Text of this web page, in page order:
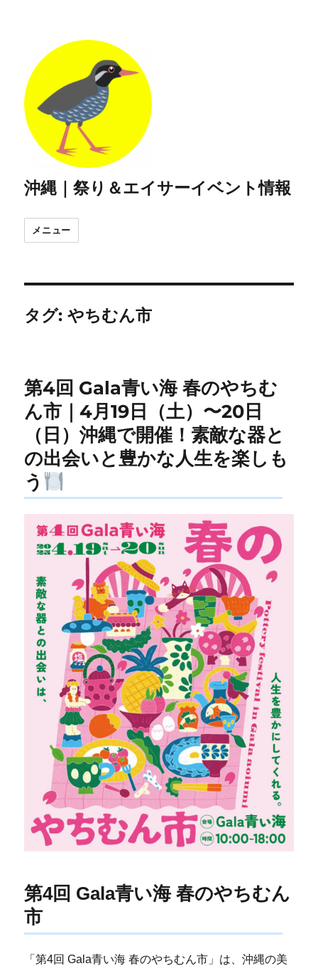
沖縄｜祭り＆エイサーイベント情報
メニュー
タグ:やちむん市
第4回 Gala青い海 春のやちむ
ん市｜4月19日（土）〜20日
（日）沖縄で開催！素敵な器と
の出会いと豊かな人生を楽しも
う
第4回 Gala青い海 春のやちむん
市
「第4回 Gala青い海 春のやちむん市」は、沖縄の美